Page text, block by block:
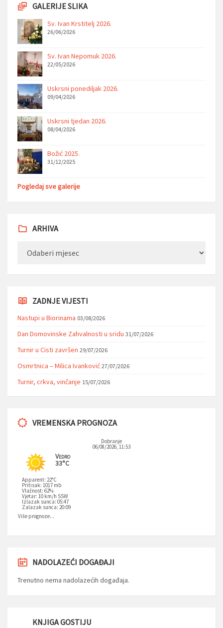
GALERIJE SLIKA
Sv. Ivan Krstitelj 2026.
26/06/2026
Sv. Ivan Nepomuk 2026.
22/05/2026
Uskrsni ponediljak 2026.
09/04/2026
Uskrsni tjedan 2026.
08/04/2026
Božić 2025.
31/12/2025
Pogledaj sve galerije
ARHIVA
ZADNJE VIJESTI
Nastupi u Biorinama 03/08/2026
Dan Domovinske Zahvalnosti u sridu 31/07/2026
Turnir u Cisti završen 29/07/2026
Osmrtnica – Milica Ivanković 27/07/2026
Turnir, crkva, vinčanje 15/07/2026
VREMENSKA PROGNOZA
Dobranje
06/08/2026, 11:53
Vedro
33°C
Apparent: 22°C
Pritisak: 1017 mb
Vlažnost: 62%
Vjetar: 10 km/h SSW
Izlazak sunca: 05:47
Zalazak sunca: 20:09
Više prognoze...
NADOLAZEĆI DOGAĐAJI
Trenutno nema nadolazećih događaja.
KNJIGA GOSTIJU